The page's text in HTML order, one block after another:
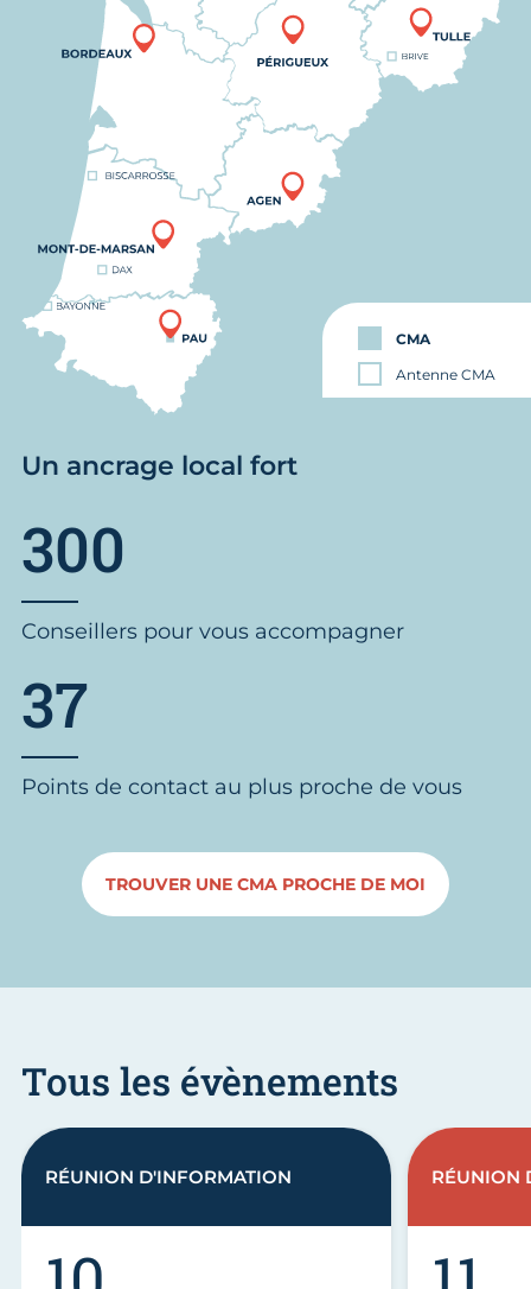
CMA
Antenne CMA
Un ancrage local fort
300
Conseillers pour vous accompagner
37
Points de contact au plus proche de vous
TROUVER UNE CMA PROCHE DE MOI
Tous les évènements
RÉUNION D'INFORMATION RÉUNION